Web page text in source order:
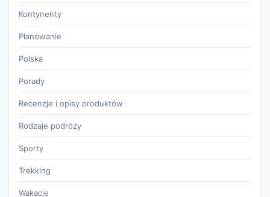
Kontynenty
Planowanie
Polska
Porady
Recenzje i opisy produktów
Rodzaje podróży
Sporty
Trekking
Wakacje